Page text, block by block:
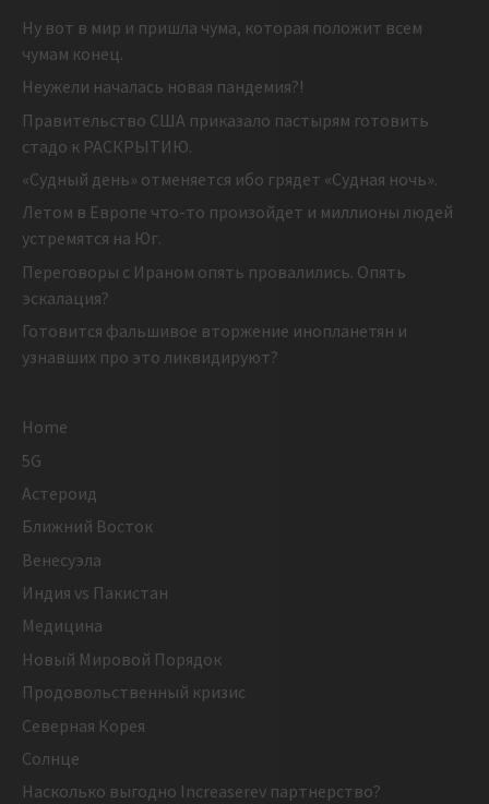
Ну вот в мир и пришла чума, которая положит всем
чумам конец.
Неужели началась новая пандемия?!
Правительство США приказало пастырям готовить
стадо к РАСКРЫТИЮ.
«Судный день» отменяется ибо грядет «Судная ночь».
Летом в Европе что-то произойдет и миллионы людей
устремятся на Юг.
Переговоры с Ираном опять провалились. Опять
эскалация?
Готовится фальшивое вторжение инопланетян и
узнавших про это ликвидируют?
Home
5G
Астероид
Ближний Восток
Венесуэла
Индия vs Пакистан
Медицина
Новый Мировой Порядок
Продовольственный кризис
Северная Корея
Солнце
Насколько выгодно Increaserev партнерство?